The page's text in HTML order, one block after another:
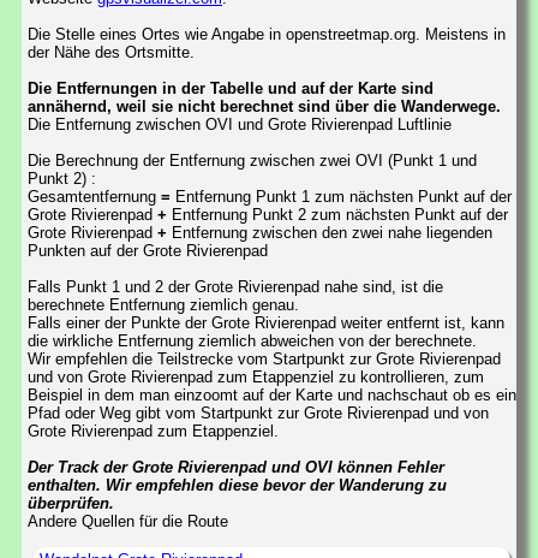
Die Stelle eines Ortes wie Angabe in openstreetmap.org. Meistens in
der Nähe des Ortsmitte.
Die Entfernungen in der Tabelle und auf der Karte sind
annähernd, weil sie nicht berechnet sind über die Wanderwege.
Die Entfernung zwischen OVI und Grote Rivierenpad Luftlinie
Die Berechnung der Entfernung zwischen zwei OVI (Punkt 1 und
Punkt 2) :
Gesamtentfernung = Entfernung Punkt 1 zum nächsten Punkt auf der
Grote Rivierenpad + Entfernung Punkt 2 zum nächsten Punkt auf der
Grote Rivierenpad + Entfernung zwischen den zwei nahe liegenden
Punkten auf der Grote Rivierenpad
Falls Punkt 1 und 2 der Grote Rivierenpad nahe sind, ist die
berechnete Entfernung ziemlich genau.
Falls einer der Punkte der Grote Rivierenpad weiter entfernt ist, kann
die wirkliche Entfernung ziemlich abweichen von der berechnete.
Wir empfehlen die Teilstrecke vom Startpunkt zur Grote Rivierenpad
und von Grote Rivierenpad zum Etappenziel zu kontrollieren, zum
Beispiel in dem man einzoomt auf der Karte und nachschaut ob es ein
Pfad oder Weg gibt vom Startpunkt zur Grote Rivierenpad und von
Grote Rivierenpad zum Etappenziel.
Der Track der Grote Rivierenpad und OVI können Fehler
enthalten. Wir empfehlen diese bevor der Wanderung zu
überprüfen.
Andere Quellen für die Route